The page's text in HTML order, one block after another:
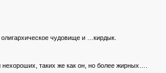
чудовище и …кирдык.
таких же как он, но более жирных….